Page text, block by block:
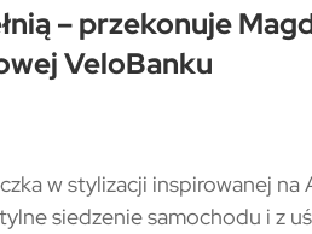
– przekonuje
VeloBanku
w stylizacji inspirowanej na
siedzenie samochodu i z